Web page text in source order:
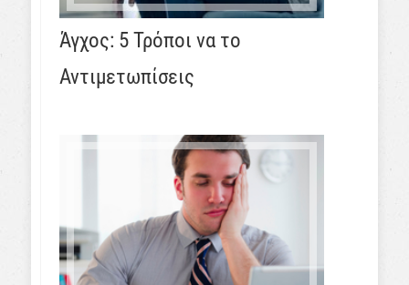
Άγχος: 5 Τρόποι να το
Αντιμετωπίσεις